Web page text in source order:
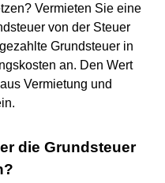
Vermieten Sie eine
von der Steuer
Grundsteuer in
an. Den Wert
Vermietung und
die Grundsteuer